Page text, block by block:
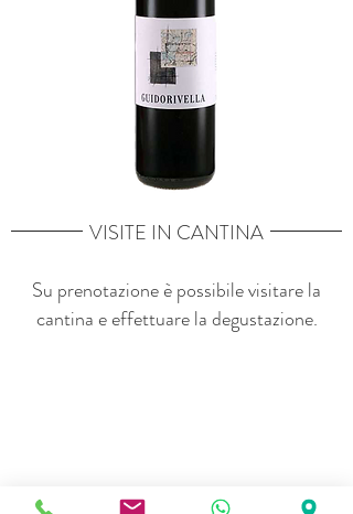
VISITE IN CANTINA
Su prenotazione è possibile visitare la
cantina e effettuare la degustazione.